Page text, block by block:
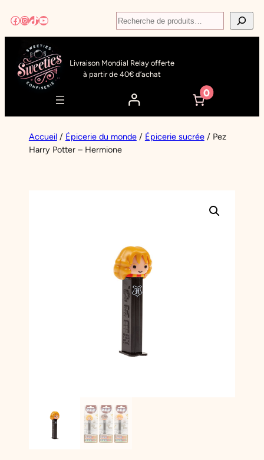
au
contenu
Facebook
Instagram
TikTok
YouTube Recherche
Livraison Mondial Relay offerte
à partir de 40€ d’achat
0
Accueil/ Épicerie du monde/ Épicerie sucrée/ Pez
Harry Potter – Hermione